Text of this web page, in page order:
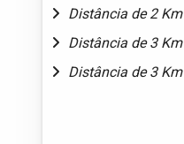
Distância de 2 Km
Distância de 3 Km
Distância de 3 Km